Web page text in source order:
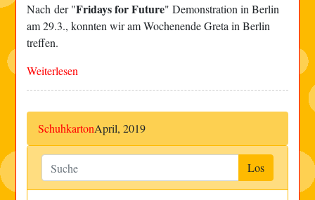
Nach der "Fridays for Future" Demonstration in Berlin
am 29.3., konnten wir am Wochenende Greta in Berlin
treffen.
Weiterlesen
SchuhkartonApril, 2019